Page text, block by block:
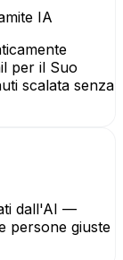
IA
per il Suo
scalata senza
dall'AI —
persone giuste